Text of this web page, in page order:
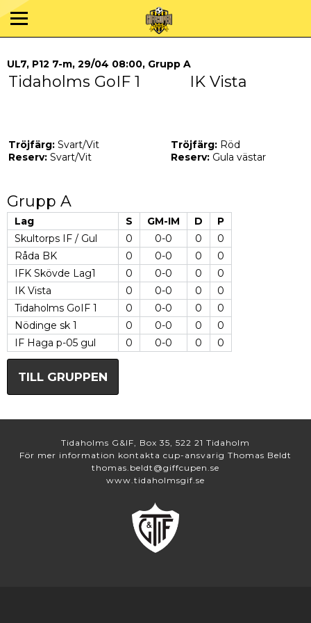
UL7, P12 7-m, 29/04 08:00, Grupp A
Tidaholms GoIF 1 IK Vista
Tröjfärg: Svart/Vit
Reserv: Svart/Vit
Tröjfärg: Röd
Reserv: Gula västar
Grupp A
Lag S GM-IM D
P
Skultorps IF / Gul
0 0-0 0
0
Råda BK
0 0-0 0
0
IFK Skövde Lag1
0 0-0 0
0
IK Vista
0 0-0 0
0
Tidaholms GoIF 1
0 0-0 0
0
Nödinge sk 1
0 0-0 0
0
IF Haga p-05 gul
0 0-0 0 0
TILL GRUPPEN
Tidaholms G&IF, Box 35, 522 21 Tidaholm
För mer information kontakta cup-ansvarig Thomas Beldt
thomas.beldt@giffcupen.se
www.tidaholmsgif.se